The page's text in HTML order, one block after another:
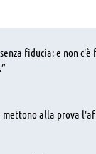
fiducia: e non
mettono alla prova